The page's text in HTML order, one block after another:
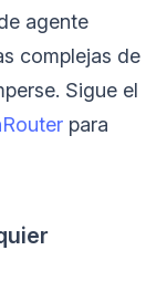
agente
complejas de
Sigue el
para